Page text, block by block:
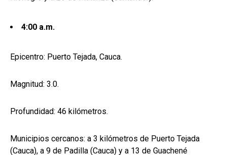
4:00 a.m.
Epicentro: Puerto Tejada, Cauca.
Magnitud: 3.0.
Profundidad: 46 kilómetros.
Municipios cercanos: a 3 kilómetros de Puerto Tejada
(Cauca), a 9 de Padilla (Cauca) y a 13 de Guachené